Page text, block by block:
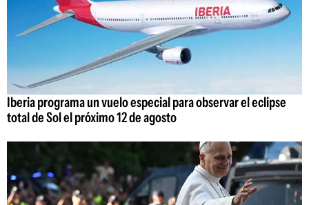
Iberia programa un vuelo especial para observar el eclipse
total de Sol el próximo 12 de agosto